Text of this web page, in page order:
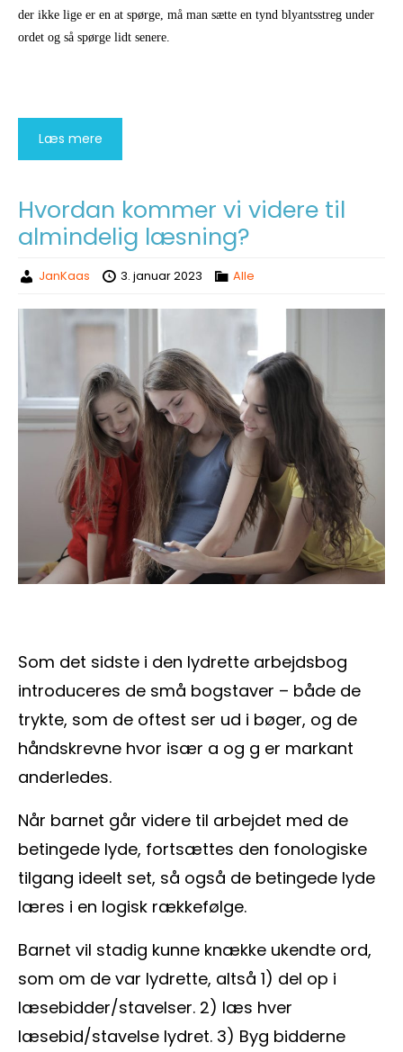
der ikke lige er en at spørge, må man sætte en tynd blyantsstreg under
ordet og så spørge lidt senere.
Læs mere
Hvordan kommer vi videre til
almindelig læsning?
JanKaas 3. januar 2023 Alle
Som det sidste i den lydrette arbejdsbog
introduceres de små bogstaver – både de
trykte, som de oftest ser ud i bøger, og de
håndskrevne hvor især a og g er markant
anderledes.
Når barnet går videre til arbejdet med de
betingede lyde, fortsættes den fonologiske
tilgang ideelt set, så også de betingede lyde
læres i en logisk rækkefølge.
Barnet vil stadig kunne knække ukendte ord,
som om de var lydrette, altså 1) del op i
læsebidder/stavelser. 2) læs hver
læsebid/stavelse lydret. 3) Byg bidderne